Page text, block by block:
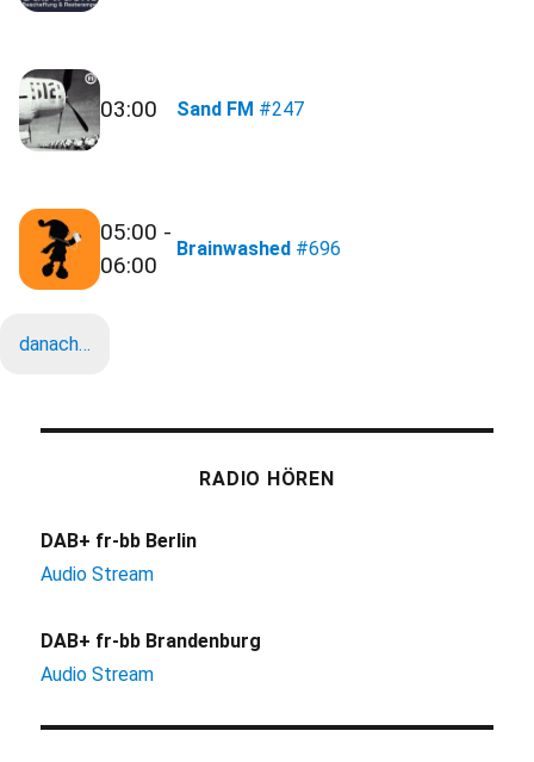
03:00 Sand FM #247
05:00 -
06:00
Brainwashed #696
danach…
RADIO HÖREN
DAB+ fr-bb Berlin
Audio Stream
DAB+ fr-bb Brandenburg
Audio Stream